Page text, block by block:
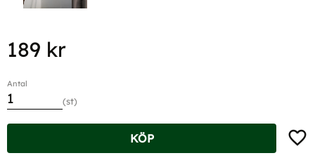
189 kr
Antal
st
KÖP